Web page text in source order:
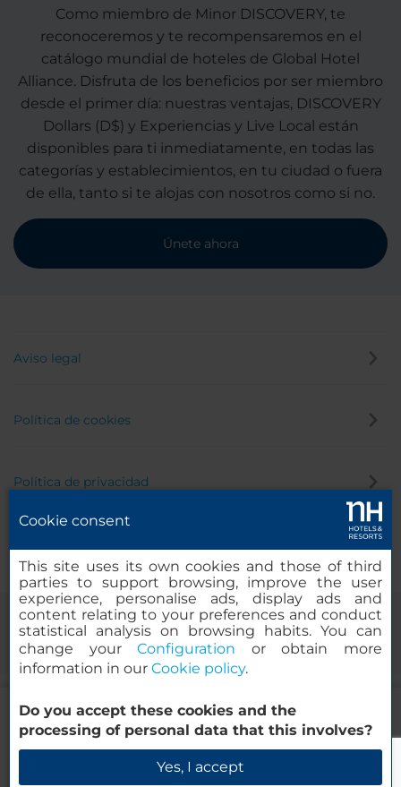
DESDE 95.59
Impuestos y tasas incluidas
Reserva ahora
Como miembro de Minor DISCOVERY, te
reconoceremos y te recompensaremos en el
catálogo mundial de hoteles de Global Hotel
Alliance. Disfruta de los beneficios por ser miembro
desde el primer día: nuestras ventajas, DISCOVERY
Dollars (D$) y Experiencias y Live Local están
disponibles para ti inmediatamente, en todas las
categorías y establecimientos, en tu ciudad o fuera
de ella, tanto si te alojas con nosotros como si no.
Únete ahora
Aviso legal
Política de cookies
Política de privacidad
© 2000-2026 MINOR HOTELS EUROPE & AMERICAS Santa Engracia,
Cookie consent
This site uses its own cookies and those of third
parties to support browsing, improve the user
experience, personalise ads, display ads and
content relating to your preferences and conduct
statistical analysis on browsing habits. You can
change yourConfiguration or obtain more
information in our Cookie policy.
Do you accept these cookies and the
processing of personal data that this involves?
Yes, I accept